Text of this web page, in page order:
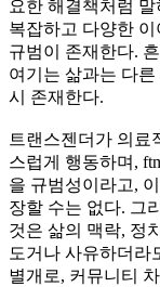
요한 해결책처럼
복잡하고 다양한
규범이 존재한다.
여기는 삶과는 다
시 존재한다.
트랜스젠더가 의료
스럽게 행동하며,
을 규범성이라고,
장할 수는 없다. 그
것은 삶의 맥락, 정
도거나 사유하더라
별개로, 커뮤니티